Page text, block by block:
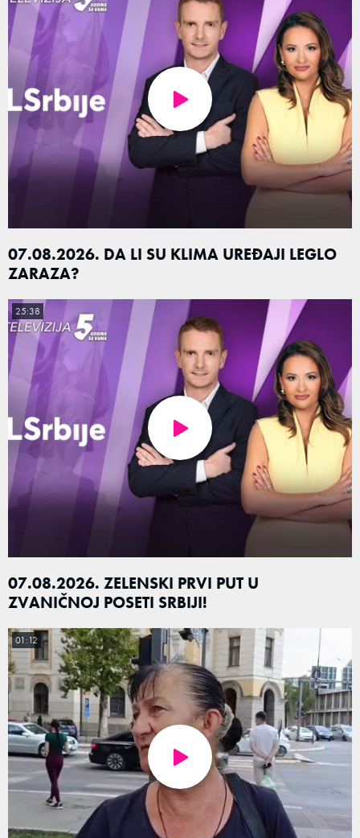
07.08.2026. DA LI SU KLIMA UREĐAJI LEGLO
ZARAZA?
07.08.2026. ZELENSKI PRVI PUT U
ZVANIČNOJ POSETI SRBIJI!
25:38
01:12